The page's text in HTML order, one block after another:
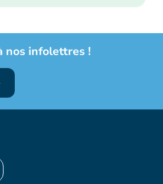
nos infolettres !